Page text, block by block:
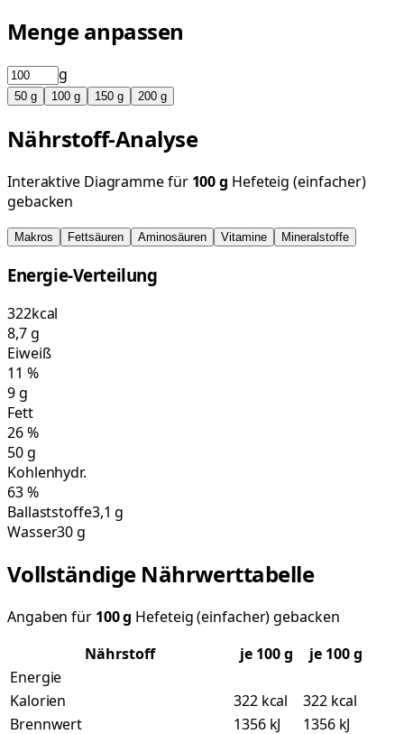
Menge anpassen
g
50 g 100 g 150 g 200 g
Nährstoff-Analyse
Interaktive Diagramme für 100g Hefeteig (einfacher)
gebacken
Makros Fettsäuren Aminosäuren Vitamine Mineralstoffe
Energie-Verteilung
322kcal
8,7g
Eiweiß
11 %
9g
Fett
26%
50g
Kohlenhydr.
63%
Ballaststoffe3,1 g
Wasser30 g
Vollständige Nährwerttabelle
Angaben für 100g Hefeteig (einfacher) gebacken
Nährstoff
je 100g
je 100 g
Energie
Kalorien
322 kcal
322 kcal
Brennwert
1356 kJ 1356 kJ